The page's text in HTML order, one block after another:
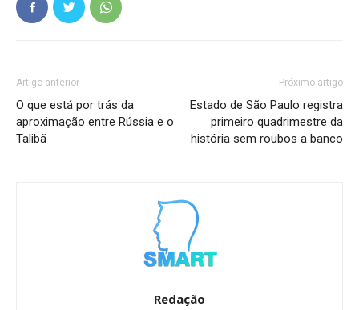
Artigo anterior
O que está por trás da
aproximação entre Rússia e o
Talibã
Próximo artigo
Estado de São Paulo registra
primeiro quadrimestre da
história sem roubos a banco
Redação